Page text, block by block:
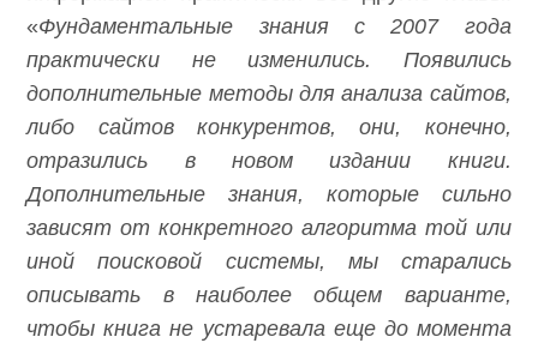
«Фундаментальные знания с 2007 года
практически не изменились. Появились
дополнительные методы для анализа сайтов,
либо сайтов конкурентов, они, конечно,
отразились в новом издании книги.
Дополнительные знания, которые сильно
зависят от конкретного алгоритма той или
иной поисковой системы, мы старались
описывать в наиболее общем варианте,
чтобы книга не устаревала еще до момента